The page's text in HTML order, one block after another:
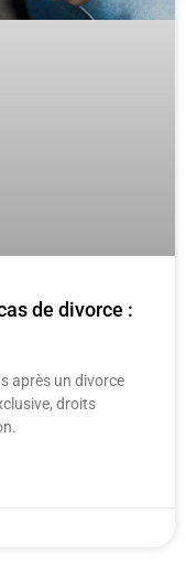
de divorce :
après un divorce
droits